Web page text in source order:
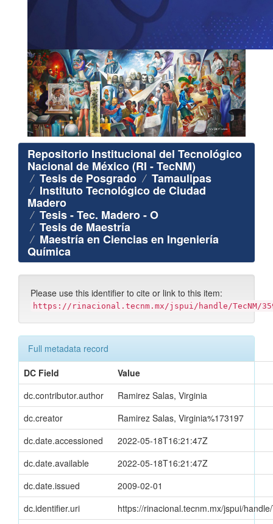
Repositorio Institucional del Tecnológico
Nacional de México (RI - TecNM)
Tesis de Posgrado Tamaulipas
Instituto Tecnológico de Ciudad
Madero
Tesis - Tec. Madero - O
Tesis de Maestría
Maestría en Ciencias en Ingeniería
Química
Please use this identifier to cite or link to this item:
https://rinacional.tecnm.mx/jspui/handle/TecNM/
Full metadata record
DC Field
Value
dc.contributor.author
Ramirez Salas, Virginia
dc.creator
Ramirez Salas, Virginia%173197
dc.date.accessioned
2022-05-18T16:21:47Z
dc.date.available
2022-05-18T16:21:47Z
dc.date.issued
2009-02-01
dc.identifier.uri
https://rinacional.tecnm.mx/jspui/